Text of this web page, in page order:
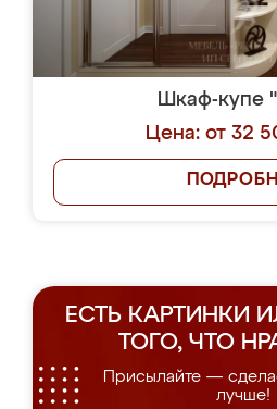
Шкаф-купе
Цена: от 32
ЕСТЬ КАРТИНКИ
ТОГО, ЧТО
Присылайте —
лучше!